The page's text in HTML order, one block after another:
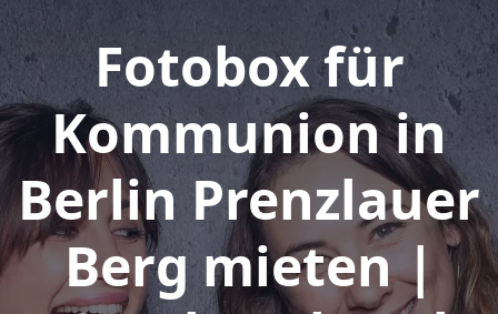
Fotobox für
Kommunion in
Berlin Prenzlauer
Berg mieten |